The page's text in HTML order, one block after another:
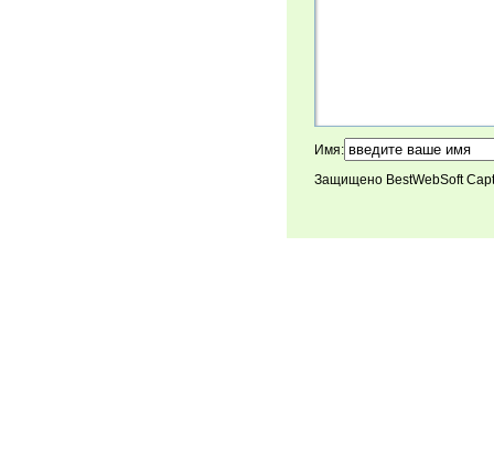
Имя:
Защищено BestWebSoft